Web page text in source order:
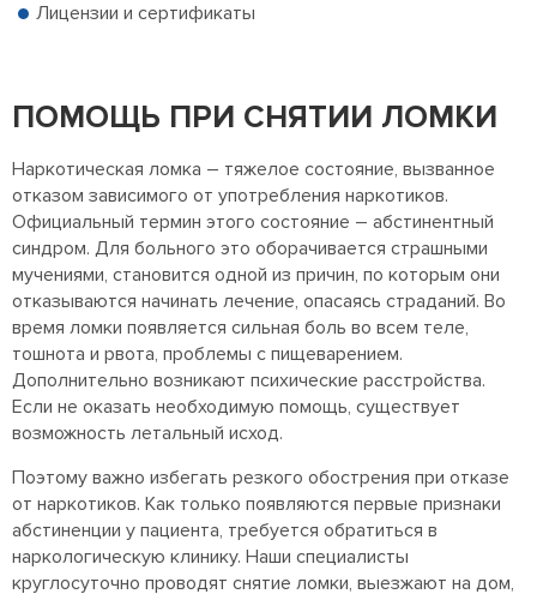
Лицензии и сертификаты
ПОМОЩЬ ПРИ СНЯТИИ ЛОМКИ
Наркотическая ломка – тяжелое состояние, вызванное
отказом зависимого от употребления наркотиков.
Официальный термин этого состояние – абстинентный
синдром. Для больного это оборачивается страшными
мучениями, становится одной из причин, по которым они
отказываются начинать лечение, опасаясь страданий. Во
время ломки появляется сильная боль во всем теле,
тошнота и рвота, проблемы с пищеварением.
Дополнительно возникают психические расстройства.
Если не оказать необходимую помощь, существует
возможность летальный исход.
Поэтому важно избегать резкого обострения при отказе
от наркотиков. Как только появляются первые признаки
абстиненции у пациента, требуется обратиться в
наркологическую клинику. Наши специалисты
круглосуточно проводят снятие ломки, выезжают на дом,